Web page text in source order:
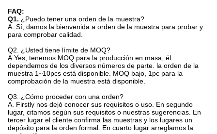
FAQ:
Q1. ¿Puedo tener una orden de la muestra?
A. Sí, damos la bienvenida a orden de la muestra para probar y
para comprobar calidad.
Q2. ¿Usted tiene límite de MOQ?
A.Yes, tenemos MOQ para la producción en masa, él
dependemos de los diversos números de parte. la orden de la
muestra 1~10pcs está disponible. MOQ bajo, 1pc para la
comprobación de la muestra está disponible.
Q3. ¿Cómo proceder con una orden?
A. Firstly nos dejó conocer sus requisitos o uso. En segundo
lugar, citamos según sus requisitos o nuestras sugerencias. En
tercer lugar el cliente confirma las muestras y los lugares un
depósito para la orden formal. En cuarto lugar arreglamos la